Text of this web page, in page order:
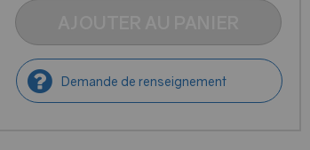
Demande de renseignement